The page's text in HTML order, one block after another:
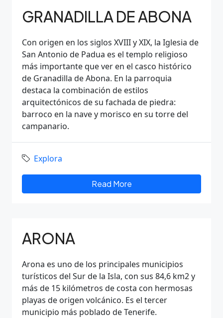
GRANADILLA DE ABONA
Con origen en los siglos XVIII y XIX, la Iglesia de
San Antonio de Padua es el templo religioso
más importante que ver en el casco histórico
de Granadilla de Abona. En la parroquia
destaca la combinación de estilos
arquitectónicos de su fachada de piedra:
barroco en la nave y morisco en su torre del
campanario.
Explora
Read More
ARONA
Arona es uno de los principales municipios
turísticos del Sur de la Isla, con sus 84,6 km2 y
más de 15 kilómetros de costa con hermosas
playas de origen volcánico. Es el tercer
municipio más poblado de Tenerife.